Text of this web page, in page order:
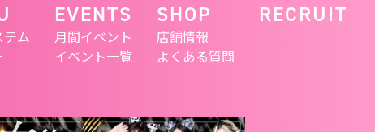
ム
EVENTS
月間イベント
イベント一覧
SHOP
店舗情報
よくある質問
RECRUIT